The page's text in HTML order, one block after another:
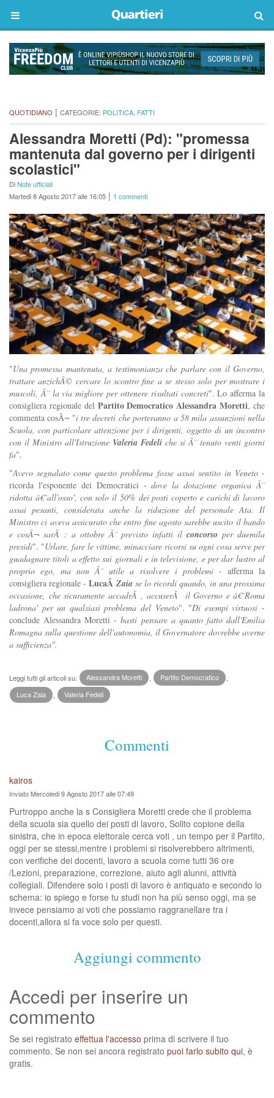
QUOTIDIANO | CATEGORIE: POLITICA, FATTI
Alessandra Moretti (Pd): "promessa
mantenuta dal governo per i dirigenti
scolastici"
DiNote ufficiali
Martedi 8 Agosto 2017 alle 16:05 | 1 commenti
"Una promessa mantenuta, a testimonianza che parlare con il Governo,
trattare anzichÃ© cercare lo scontro fine a se stesso solo per mostrare i
muscoli, Ã¨ la via migliore per ottenere risultati concreti". Lo afferma la
consigliera regionale del Partito Democratico Alessandra Moretti, che
commenta cosÃ¬ "i tre decreti che porteranno a 58 mila assunzioni nella
Scuola, con particolare attenzione per i dirigenti, oggetto di un incontro
con il Ministro all'Istruzione Valeria Fedeli che si Ã¨ tenuto venti giorni
fa".
"Avevo segnalato come questo problema fosse assai sentito in Veneto -
ricorda l'esponente dei Democratici -dove la dotazione organica Ã¨
ridotta â€˜all'osso', con solo il 50% dei posti coperto e carichi di lavoro
assai pesanti, considerata anche la riduzione del personale Ata. Il
Ministro ci aveva assicurato che entro fine agosto sarebbe uscito il bando
e cosÃ¬ sarÃ : a ottobre Ã¨ previsto infatti ilconcorsoper duemila
presidi". "Urlare, fare le vittime, minacciare ricorsi su ogni cosa serve per
guadagnare titoli a effetto sui giornali e in televisione, e per dar lustro al
proprio ego, ma non Ã¨ utile a risolvere i problemi- afferma la
consigliera regionale - LucaÂ Zaia se lo ricordi quando, in una prossima
occasione, che sicuramente accadrÃ , accuserÃ il Governo e â€˜Roma
ladrona' per un qualsiasi problema del Veneto". "Di esempi virtuosi -
conclude Alessandra Moretti - basti pensare a quanto fatto dall'Emilia
Romagna sulla questione dell'autonomia, il Governatore dovrebbe averne
a sufficienza".
Leggi tutti gli articoli su: Alessandra Moretti Partito Democratico
Luca Zaia
Valeria Fedeli
Commenti
kairos
Inviato Mercoledi 9 Agosto 2017 alle 07:49
Purtroppo anche la s Consigliera Moretti crede che il problema
della scuola sia quello dei posti di lavoro, Solito copione della
sinistra, che in epoca elettorale cerca voti , un tempo per il Partito,
oggi per se stessi,mentre i problemi si risolverebbero altrimenti,
con verifiche dei docenti, lavoro a scuola come tutti 36 ore
/Lezioni, preparazione, correzione, aiuto agli alunni, attività
collegiali. Difendere solo i posti di lavoro è antiquato e secondo lo
schema: io spiego e forse tu studi non ha più senso oggi, ma se
invece pensiamo ai voti che possiamo raggranellare tra i
docenti,allora si fa voce solo per questi.
Aggiungi commento
Accedi per inserire un
commento
Se sei registrato effettua l'accesso prima di scrivere il tuo
commento. Se non sei ancora registrato puoi farlo subito qui, è
gratis.